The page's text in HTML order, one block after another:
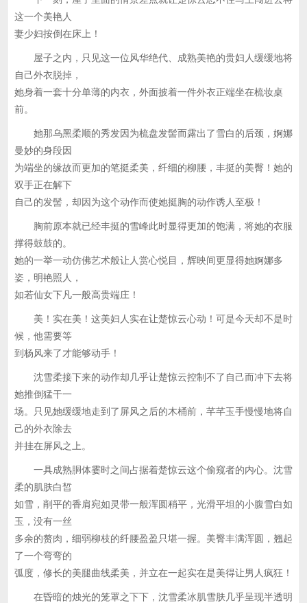
这一个美艳人
妻少妇按倒在床上！
屋子之内，只见这一位风华绝代、成熟美艳的贵妇人缓缓地将
自己外衣脱掉，
她身着一套十分单薄的内衣，外面披着一件外衣正端坐在梳妆桌
前。
她那乌黑柔顺的秀发因为梳盘发髻而露出了雪白的后颈，婀娜
曼妙的身段因
为端坐的缘故而更加的笔挺柔美，纤细的柳腰，丰挺的美臀！她的
双手正在解下
自己的发髻，却因为这个动作而使她挺胸的动作诱人至极！
胸前原本就已经丰挺的雪峰此时显得更加的饱满，将她的衣服
撑得鼓鼓的。
她的一举一动仿佛艺术般让人赏心悦目，辉映间更显得她婀娜多
姿，明艳照人，
如若仙女下凡一般高贵端庄！
美！实在美！这美妇人实在让楚惊云心动！可是今天却不是时
候，他需要等
到杨风来了才能够动手！
沈雪柔接下来的动作却几乎让楚惊云控制不了自己而冲下去将
她推倒猛干一
场。只见她缓缓地走到了屏风之后的木桶前，芊芊玉手慢慢地将自
己的外衣除去
并挂在屏风之上。
一具成熟胴体霎时之间占据着楚惊云这个偷窥者的内心。沈雪
柔的肌肤白皙
如雪，削平的香肩宛如灵带一般浑圆稍平，光滑平坦的小腹雪白如
玉，没有一丝
多余的赘肉，细弱柳枝的纤腰盈盈只堪一握。美臀丰满浑圆，翘起
了一个弯弯的
弧度，修长的美腿曲线柔美，并立在一起实在是美得让男人疯狂！
在昏暗的烛光的笼罩之下下，沈雪柔冰肌雪肤几乎呈现半透明